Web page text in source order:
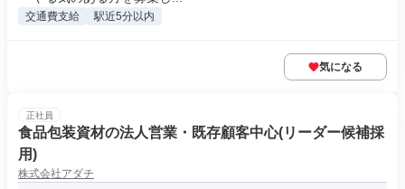
交通費支給 駅近5分以内
気になる
正社員
食品包装資材の法人営業・既存顧客中心(リーダー候補採
用)
株式会社アダチ